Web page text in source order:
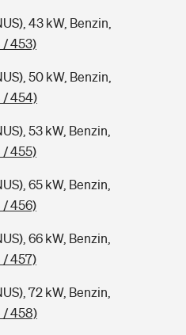
43 kW, Benzin,
/ 453)
50 kW, Benzin,
/ 454)
53 kW, Benzin,
/ 455)
65 kW, Benzin,
/ 456)
66 kW, Benzin,
/ 457)
72 kW, Benzin,
/ 458)